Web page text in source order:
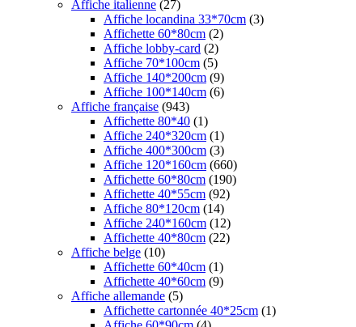
Affiche italienne (27)
Affiche locandina 33*70cm (3)
Affichette 60*80cm (2)
Affiche lobby-card (2)
Affiche 70*100cm (5)
Affiche 140*200cm (9)
Affiche 100*140cm (6)
Affiche française (943)
Affichette 80*40 (1)
Affiche 240*320cm (1)
Affiche 400*300cm (3)
Affiche 120*160cm (660)
Affichette 60*80cm (190)
Affichette 40*55cm (92)
Affiche 80*120cm (14)
Affiche 240*160cm (12)
Affichette 40*80cm (22)
Affiche belge (10)
Affichette 60*40cm (1)
Affichette 40*60cm (9)
Affiche allemande (5)
Affichette cartonnée 40*25cm (1)